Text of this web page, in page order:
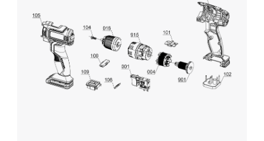
to trackers that are not disclosed to the
visitor. The website owner needs to setup
the site with their CMP to add this content
to the list of technologies used.
Powered by
Usercentrics Consent
Management Platform